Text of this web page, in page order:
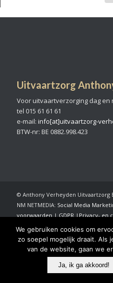
Uitvaartzorg
Voor uitvaartverzorging dag en
tel 015 61 61 61
e-mail: info[at]uitvaartzorg-
BTW-nr: BE 0882.998.423
© Anthony Verheyden Uitvaartzorg
NM NETMEDIA: Social Media
voorwaarden|GDPR|Privacy- en
We gebruiken cookies om
zo soepel mogelijk draait. Als
van de website, gaan we
Ja, ik ga akkoord!